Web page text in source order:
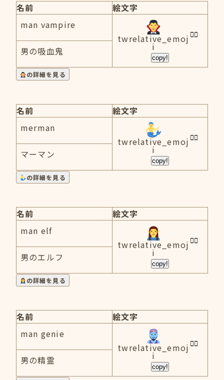
名前
絵文字
man vampire
twrelative_emoj
i
copy!
男の吸血鬼
の詳細を見る
名前
絵文字
merman
twrelative_emoj
i
copy!
マーマン
の詳細を見る
名前
絵文字
man elf
twrelative_emoj
i
copy!
男のエルフ
の詳細を見る
名前
絵文字
man genie
twrelative_emoj
i
copy!
男の精霊